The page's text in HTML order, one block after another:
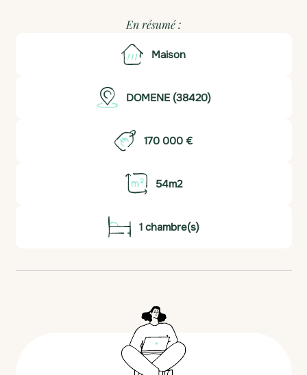
En résumé :
Maison
DOMENE (38420)
170 000 €
54m2
1 chambre(s)